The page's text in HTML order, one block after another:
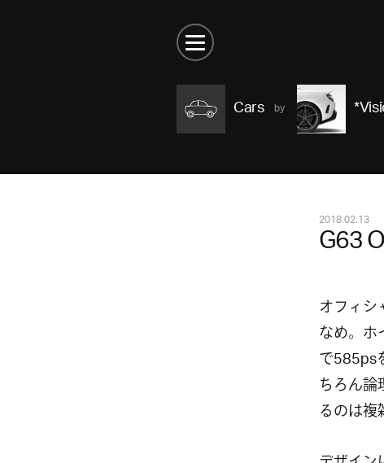
Cars
2018.02.13
G63
オフィ
なめ。
で585ps
ちろん
るのは複